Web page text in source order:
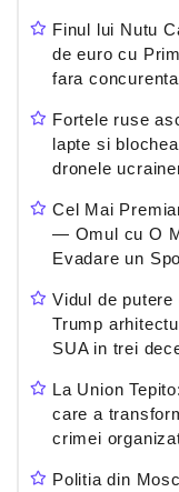
Finul lui Nutu
de euro cu
fara concurenta
Fortele ruse
lapte si
dronele
Cel Mai
— Omul cu O
Evadare un
Vidul de
Trump
SUA in trei
La Union
care a
crimei
Politia din